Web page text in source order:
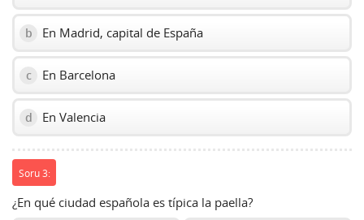
b En Madrid, capital de España
c En Barcelona
d En Valencia
Soru 3:
¿En qué ciudad española es típica la paella?